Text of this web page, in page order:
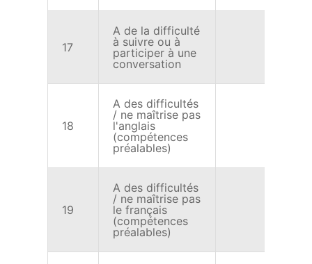
17
A de la difficulté
à suivre ou à
participer à une
conversation
18
A des difficultés
/ ne maîtrise pas
l'anglais
(compétences
préalables)
19
A des difficultés
/ ne maîtrise pas
le français
(compétences
préalables)